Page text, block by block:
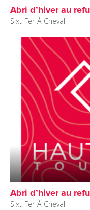
Abri d’hiver au
Sixt-Fer-À-Cheval
Abri d’hiver au
Sixt-Fer-À-Cheval